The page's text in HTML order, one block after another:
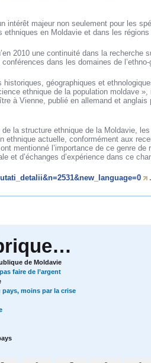
intérêt majeur non seulement pour les
en Moldavie et dans les régions
2010 une continuité dans la recherche
dans les domaines de l’ethno-
géographiques et
ethnique de la population moldave »,
à Vienne, publié en allemand et anglais
la structure ethnique de la Moldavie,
ethnique actuelle, conformément aux
mentionné l’importance de ce genre
et d’échanges d’expérience dans ce
de Moldavie
faire de l’argent
pays, moins par la crise